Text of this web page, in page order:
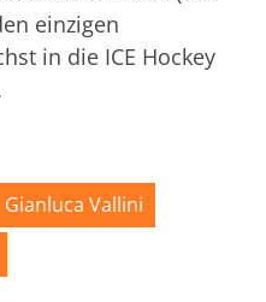
einzigen
in die ICE Hockey
Gianluca Vallini